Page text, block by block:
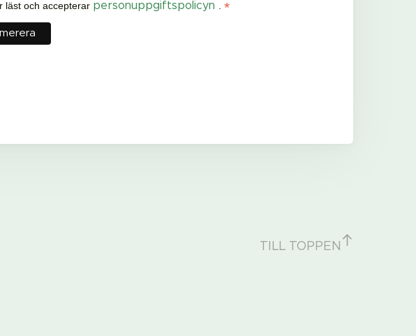
läst och accepterar personuppgiftspolicyn *
TILL TOPPEN